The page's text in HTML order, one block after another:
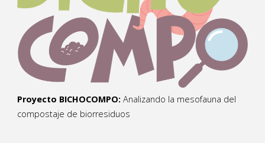
Proyecto BICHOCOMPO: Analizando la mesofauna del
compostaje de biorresiduos